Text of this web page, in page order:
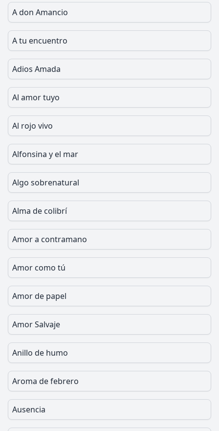
A don Amancio
A tu encuentro
Adios Amada
Al amor tuyo
Al rojo vivo
Alfonsina y el mar
Algo sobrenatural
Alma de colibrí
Amor a contramano
Amor como tú
Amor de papel
Amor Salvaje
Anillo de humo
Aroma de febrero
Ausencia